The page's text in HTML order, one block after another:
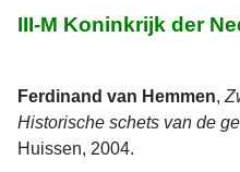
III-M Koninkrijk der
Ferdinand van Hemmen,
Historische schets van de
Huissen, 2004.